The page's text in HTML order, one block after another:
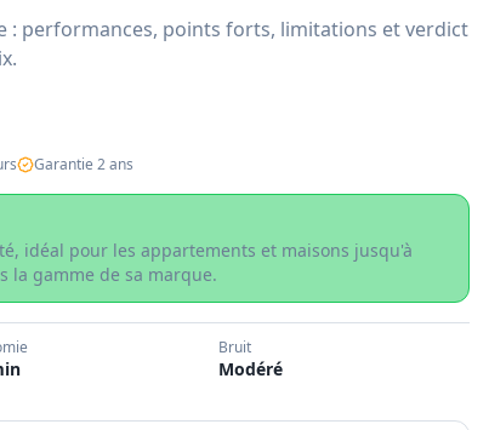
: performances, points forts, limitations et verdict
Garantie 2 ans
idéal pour les appartements et maisons jusqu'à
la gamme de sa marque.
Bruit
Modéré